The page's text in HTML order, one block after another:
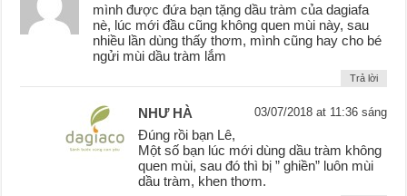
mình được đứa bạn tặng dầu tràm của dagiafa
nè, lúc mới đầu cũng không quen mùi này, sau
nhiều lần dùng thấy thơm, mình cũng hay cho bé
ngửi mùi dầu tràm lắm
Trả lời
NHƯ HÀ 03/07/2018 at 11:36 sáng
Đúng rồi bạn Lê,
Một số bạn lúc mới dùng dầu tràm không
quen mùi, sau đó thì bị ” ghiền” luôn mùi
dầu tràm, khen thơm.